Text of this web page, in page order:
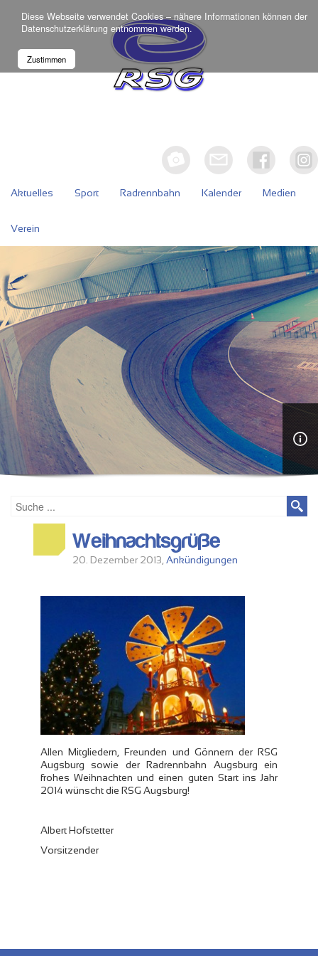
Diese Webseite verwendet Cookies – nähere Informationen können der
Datenschutzerklärung entnommen werden.
Zustimmen
Aktuelles Sport Radrennbahn Kalender Medien
Verein
Weihnachtsgrüße
20. Dezember 2013, Ankündigungen
Allen Mitgliedern, Freunden und Gönnern der RSG
Augsburg sowie der Radrennbahn Augsburg ein
frohes Weihnachten und einen guten Start ins Jahr
2014 wünscht die RSG Augsburg!
Albert Hofstetter
Vorsitzender